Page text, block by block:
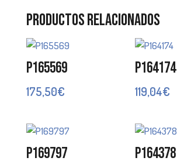
Productos relacionados
P165569
175,50€
P164174
119,04€
P169797 P164378